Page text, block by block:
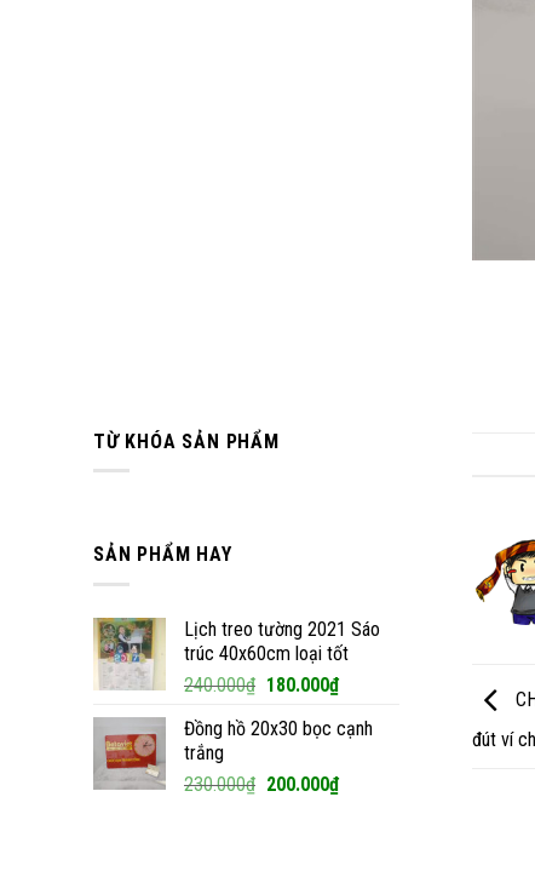
TỪ KHÓA SẢN PHẨM
SẢN PHẨM HAY
Lịch treo tường 2021 Sáo
trúc 40x60cm loại tốt
240.000₫ Giá
là:
180.000₫Giá
tại
180.000₫.
Đồng hồ 20x30 bọc cạnh
trắng
230.000₫ Giá
200.000₫Giá
đút ví